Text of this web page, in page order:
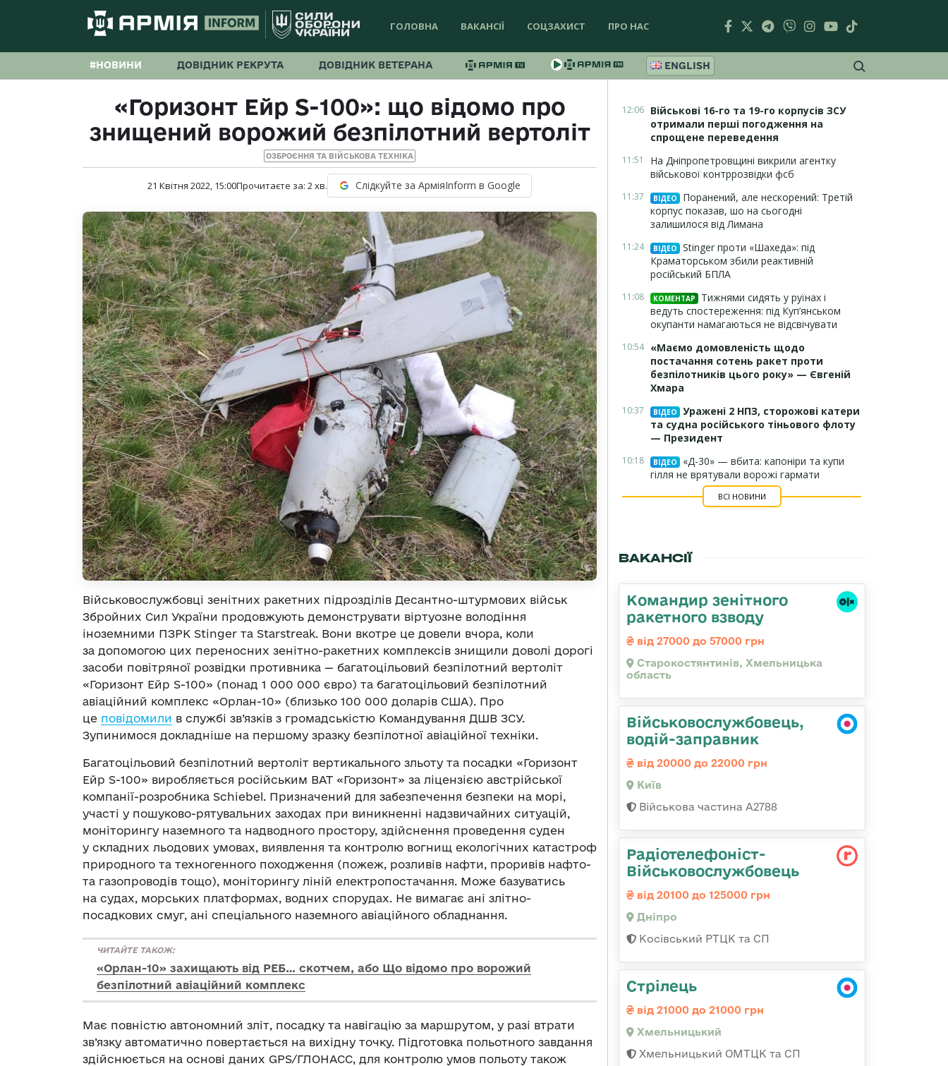
ГОЛОВНА ВАКАНСІЇ СОЦЗАХИСТ ПРО НАС
#НОВИНИ ДОВІДНИК РЕКРУТА ДОВІДНИК ВЕТЕРАНА ENGLISH
«Горизонт Ейр S-100»: що відомо про
знищений ворожий безпілотний вертоліт
ОЗБРОЄННЯ ТА ВІЙСЬКОВА ТЕХНІКА
21 Квітня 2022, 15:00Прочитаєте за: 2хв. Слідкуйте за АрміяInform в Google
Військовослужбовці зенітних ракетних підрозділів Десантно-штурмових військ
Збройних Сил України продовжують демонструвати віртуозне володіння
іноземними ПЗРК Stinger та Starstreak. Вони вкотре це довели вчора, коли
за допомогою цих переносних зенітно-ракетних комплексів знищили доволі дорогі
засоби повітряної розвідки противника — багатоцільовий безпілотний вертоліт
«Горизонт Ейр S-100» (понад 1 000 000 євро) та багатоцільовий безпілотний
авіаційний комплекс «Орлан-10» (близько 100 000 доларів США). Про
це повідомили в службі зв’язків з громадськістю Командування ДШВ ЗСУ.
Зупинимося докладніше на першому зразку безпілотної авіаційної техніки.
Багатоцільовий безпілотний вертоліт вертикального зльоту та посадки «Горизонт
Ейр S-100» виробляється російським ВАТ «Горизонт» за ліцензією австрійської
компанії-розробника Schiebel. Призначений для забезпечення безпеки на морі,
участі у пошуково-рятувальних заходах при виникненні надзвичайних ситуацій,
моніторингу наземного та надводного простору, здійснення проведення суден
у складних льодових умовах, виявлення та контролю вогнищ екологічних катастроф
природного та техногенного походження (пожеж, розливів нафти, проривів нафто-
та газопроводів тощо), моніторингу ліній електропостачання. Може базуватись
на судах, морських платформах, водних спорудах. Не вимагає ані злітно-
посадкових смуг, ані спеціального наземного авіаційного обладнання.
ЧИТАЙТЕ ТАКОЖ:
«Орлан-10» захищають від РЕБ… скотчем, або Що відомо про ворожий
безпілотний авіаційний комплекс
Має повністю автономний зліт, посадку та навігацію за маршрутом, у разі втрати
зв’язку автоматично повертається на вихідну точку. Підготовка польотного завдання
здійснюється на основі даних GPS/ГЛОНАСС, для контролю умов польоту також
12:06 Військові 16-го та 19-го корпусів ЗСУ
отримали перші погодження на
спрощене переведення
11:51
На Дніпропетровщині викрили агентку
військової контррозвідки фсб
11:37 ВІДЕО
Поранений, але нескорений: Третій
корпус показав, шо на сьогодні
залишилося від Лимана
11:24 ВІДЕО
Stinger проти «Шахеда»: під
Краматорськом збили реактивній
російський БПЛА
11:08 КОМЕНТАР
Тижнями сидять у руїнах і
ведуть спостереження: під Куп’янськом
окупанти намагаються не відсвічувати
10:54 «Маємо домовленість щодо
постачання сотень ракет проти
безпілотників цього року» — Євгеній
Хмара
10:37 ВІДЕО
Уражені 2 НПЗ, сторожові катери
та судна російського тіньового флоту
— Президент
10:18 ВІДЕО
«Д-30» — вбита: капоніри та купи
гілля не врятували ворожі гармати
ВСІ НОВИНИ
ВАКАНСІЇ
Командир зенітного
ракетного взводу
від 27000 до 57000 грн
Старокостянтинів, Хмельницька
область
Військовослужбовець,
водій-заправник
від 20000 до 22000 грн
Київ
Військова частина А2788
Радіотелефоніст-
Військовослужбовець
від 20100 до 125000 грн
Дніпро
Косівський РТЦК та СП
Стрілець
від 21000 до 21000 грн
Хмельницький
Хмельницький ОМТЦК та СП